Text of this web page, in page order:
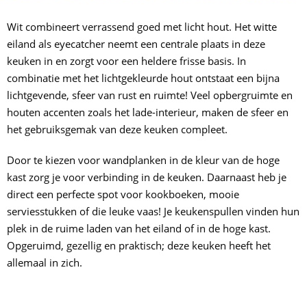
Wit combineert verrassend goed met licht hout. Het witte
eiland als eyecatcher neemt een centrale plaats in deze
keuken in en zorgt voor een heldere frisse basis. In
combinatie met het lichtgekleurde hout ontstaat een bijna
lichtgevende, sfeer van rust en ruimte! Veel opbergruimte en
houten accenten zoals het lade-interieur, maken de sfeer en
het gebruiksgemak van deze keuken compleet.
Door te kiezen voor wandplanken in de kleur van de hoge
kast zorg je voor verbinding in de keuken. Daarnaast heb je
direct een perfecte spot voor kookboeken, mooie
serviesstukken of die leuke vaas! Je keukenspullen vinden hun
plek in de ruime laden van het eiland of in de hoge kast.
Opgeruimd, gezellig en praktisch; deze keuken heeft het
allemaal in zich.